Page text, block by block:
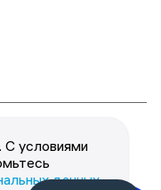
С условиями
данных.